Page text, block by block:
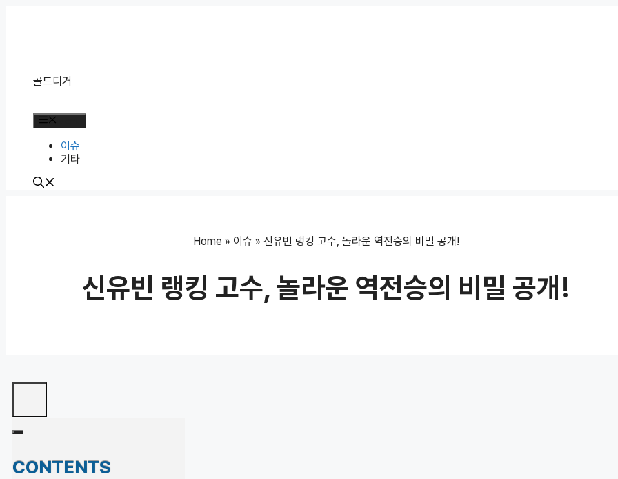
골드디거
이슈
기타
Home » 이슈 » 신유빈 랭킹 고수, 놀라운 역전승의 비밀 공개!
신유빈 랭킹 고수, 놀라운 역전승의 비밀 공개!
CONTENTS